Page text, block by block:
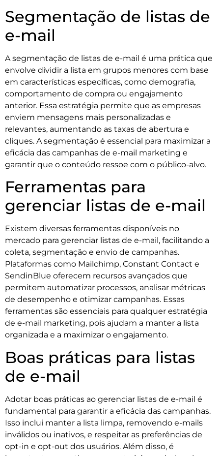
Segmentação de listas de
e-mail
A segmentação de listas de e-mail é uma prática que
envolve dividir a lista em grupos menores com base
em características específicas, como demografia,
comportamento de compra ou engajamento
anterior. Essa estratégia permite que as empresas
enviem mensagens mais personalizadas e
relevantes, aumentando as taxas de abertura e
cliques. A segmentação é essencial para maximizar a
eficácia das campanhas de e-mail marketing e
garantir que o conteúdo ressoe com o público-alvo.
Ferramentas para
gerenciar listas de e-mail
Existem diversas ferramentas disponíveis no
mercado para gerenciar listas de e-mail, facilitando a
coleta, segmentação e envio de campanhas.
Plataformas como Mailchimp, Constant Contact e
SendinBlue oferecem recursos avançados que
permitem automatizar processos, analisar métricas
de desempenho e otimizar campanhas. Essas
ferramentas são essenciais para qualquer estratégia
de e-mail marketing, pois ajudam a manter a lista
organizada e a maximizar o engajamento.
Boas práticas para listas
de e-mail
Adotar boas práticas ao gerenciar listas de e-mail é
fundamental para garantir a eficácia das campanhas.
Isso inclui manter a lista limpa, removendo e-mails
inválidos ou inativos, e respeitar as preferências de
opt-in e opt-out dos usuários. Além disso, é